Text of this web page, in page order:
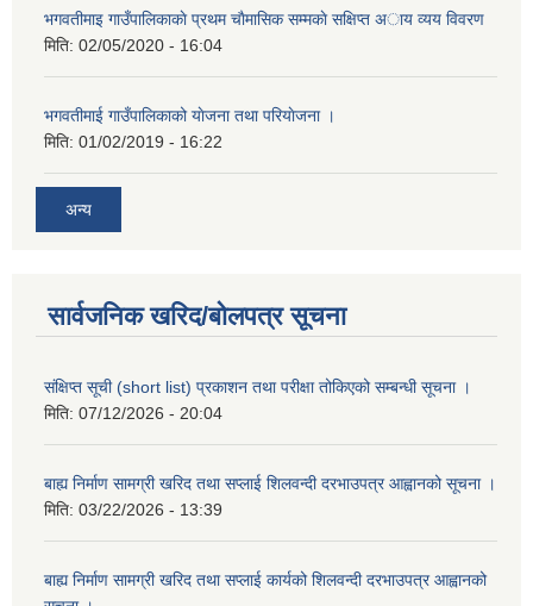
भगवतीमाइ गाउँपालिकाकाे प्रथम चाैमासिक सम्मकाे सक्षिप्त अाय व्यय विवरण
मिति: 02/05/2020 - 16:04
भगवतीमाई गाउँपालिकाको याेजना तथा परियाेजना ।
मिति: 01/02/2019 - 16:22
अन्य
सार्वजनिक खरिद/बोलपत्र सूचना
संक्षिप्त सूची (short list) प्रकाशन तथा परीक्षा तोकिएको सम्बन्धी सूचना ।
मिति: 07/12/2026 - 20:04
बाह्य निर्माण सामग्री खरिद तथा सप्लाई शिलवन्दी दरभाउपत्र आह्वानको सूचना ।
मिति: 03/22/2026 - 13:39
बाह्य निर्माण सामग्री खरिद तथा सप्लाई कार्यको शिलवन्दी दरभाउपत्र आह्वानको